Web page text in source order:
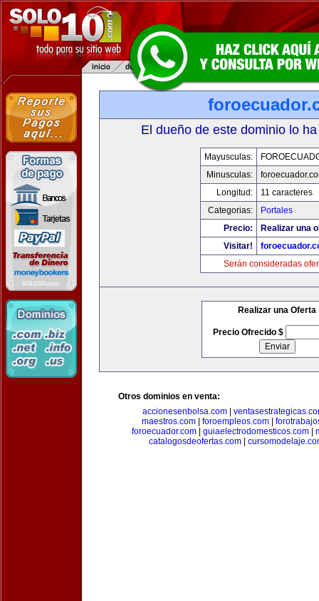
El dueño de este dominio lo
Mayusculas:
Minusculas:
Longitud:
11 caracteres
Categorias:
Portales
Precio:
Realizar una
Visitar!
Serán consideradas
Realizar una Oferta
Precio Ofrecido $
Otros dominios en venta:
accionesenbolsa.com|
maestros.com| foroempleos.com|
foroecuador.com| guiaelectrodomesticos.com|
catalogosdeofertas.com|